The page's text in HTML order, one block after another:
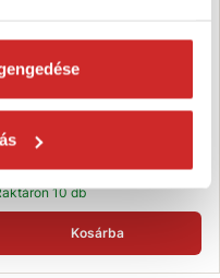
Textil függeszték SZEM-2
009 Ft
Hosszúság (m): 1 m
Teherbírás (kg): 4200/3000 kg
Raktáron 10 db
Kosárba